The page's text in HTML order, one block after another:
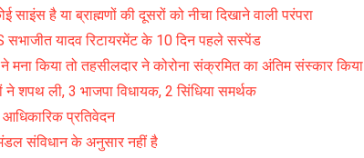
साइंस है या ब्राह्मणों की दूसरों को नीचा दिखाने वाली परंपरा
यादव रिटायरमेंट के 10 दिन पहले सस्पेंड
मना किया तो तहसीलदार ने कोरोना संक्रमित का अंतिम संस्कार किया
ने शपथ ली, 3 भाजपा विधायक, 2 सिंधिया समर्थक
प्रतिवेदन
संविधान के अनुसार नहीं है